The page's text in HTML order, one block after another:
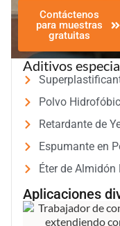
Contáctenos
para muestras
gratuitas
Aditivos
Polvo
Retardante de
Espumante en
Éter de
Aplicaciones